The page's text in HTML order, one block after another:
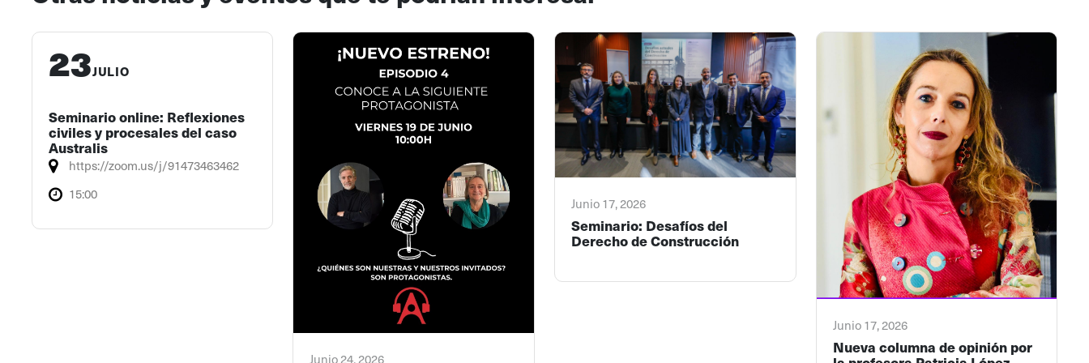
23JULIO
Seminario online: Reflexiones
civiles y procesales del caso
Australis
https://zoom.us/j/91473463462
15:00
Junio 24, 2026
Junio 17, 2026
Seminario: Desafíos del
Derecho de Construcción
Junio 17, 2026
Nueva columna de opinión por